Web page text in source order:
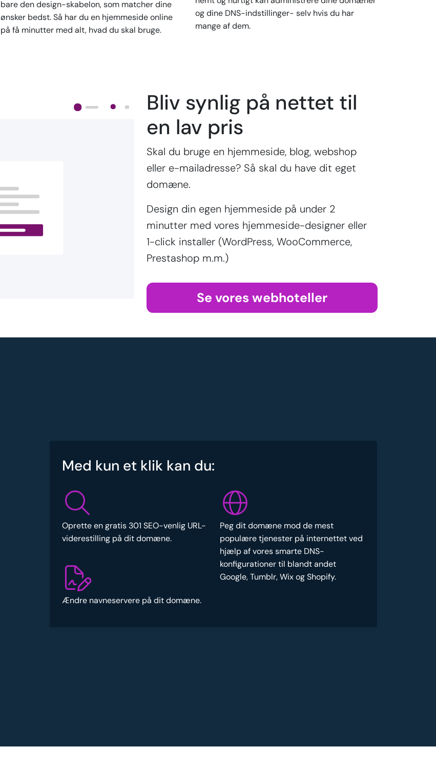
bare den design-skabelon, som matcher dine
ønsker bedst. Så har du en hjemmeside online
på få minutter med alt, hvad du skal bruge.
og dine DNS-indstillinger- selv hvis du har
mange af dem.
Bliv synlig på nettet til
en lav pris
Skal du bruge en hjemmeside, blog, webshop
eller e-mailadresse? Så skal du have dit eget
domæne.
Design din egen hjemmeside på under 2
minutter med vores hjemmeside-designer eller
1-click installer (WordPress, WooCommerce,
Prestashop m.m.)
Se vores webhoteller
Med kun et klik kan du:
Oprette en gratis 301 SEO-venlig URL-
viderestilling på dit domæne.
Ændre navneservere på dit domæne.
Peg dit domæne mod de mest
populære tjenester på internettet ved
hjælp af vores smarte DNS-
konfigurationer til blandt andet
Google, Tumblr, Wix og Shopify.